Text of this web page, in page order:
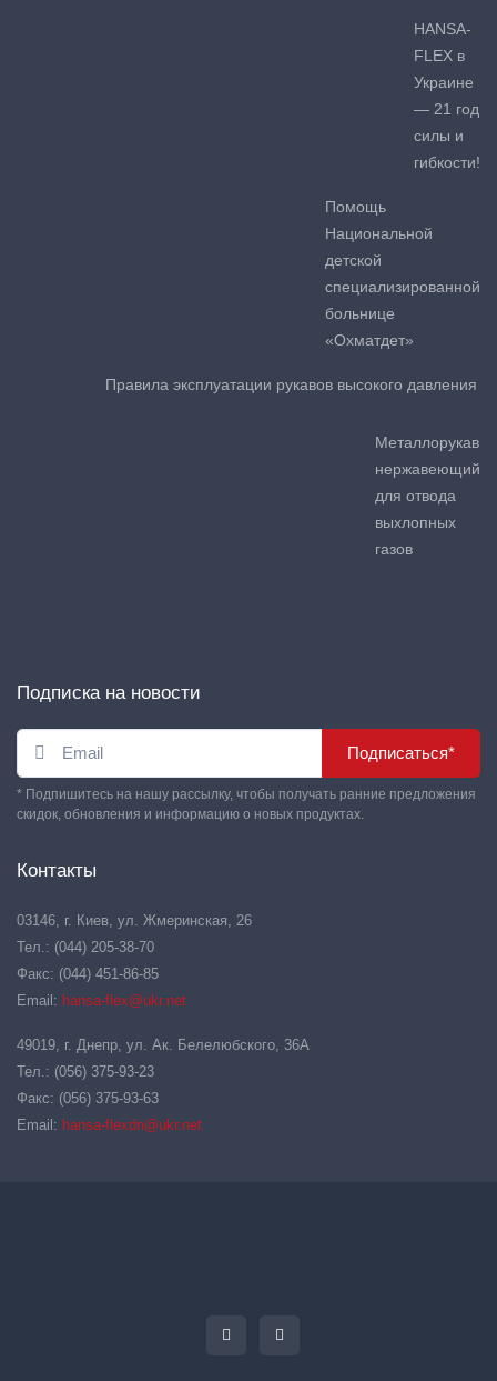
HANSA-
FLEX в
Украине
— 21 год
силы и
гибкости!
Помощь
Национальной
детской
специализированной
больнице
«Охматдет»
Правила эксплуатации рукавов высокого давления
Металлорукав
нержавеющий
для отвода
выхлопных
газов
Подписка на новости
Подписаться*
* Подпишитесь на нашу рассылку, чтобы получать ранние предложения
скидок, обновления и информацию о новых продуктах.
Контакты
03146, г. Киев, ул. Жмеринская, 26
Тел.: (044) 205-38-70
Факс: (044) 451-86-85
Email: hansa-flex@ukr.net
49019, г. Днепр, ул. Ак. Белелюбского, 36А
Тел.: (056) 375-93-23
Факс: (056) 375-93-63
Email: hansa-flexdn@ukr.net